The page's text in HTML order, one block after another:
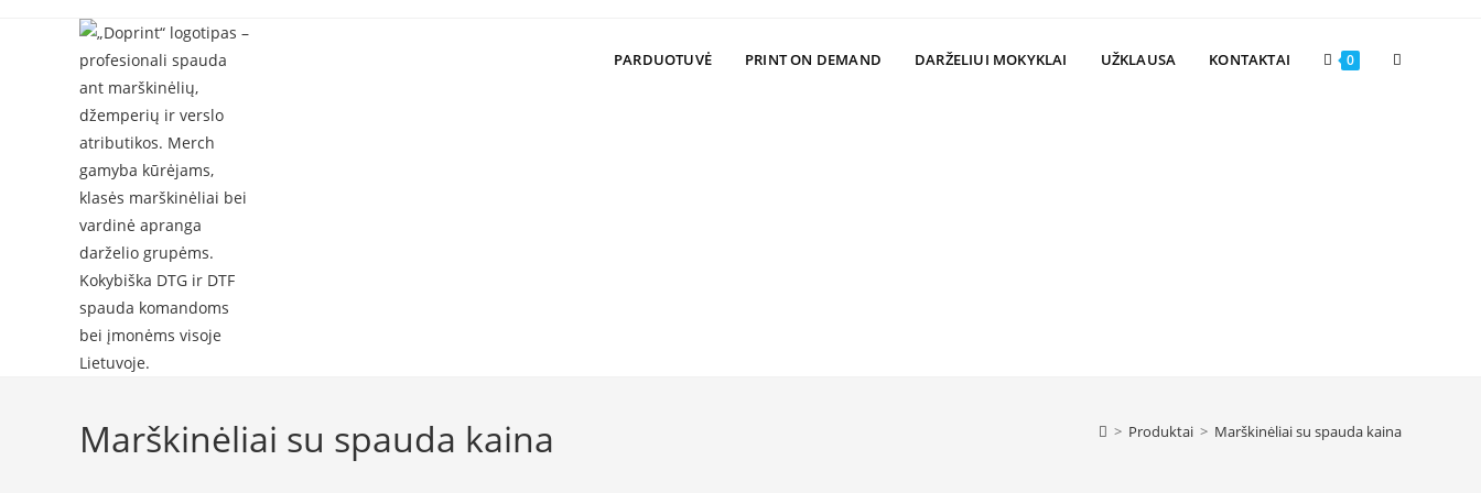
PARDUOTUVĖ PRINT ON DEMAND DARŽELIUI MOKYKLAI UŽKLAUSA KONTAKTAI 0 Toggle
Marškinėliai su spauda kaina > Produktai > Marškinėliai su spauda kaina